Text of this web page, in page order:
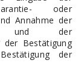
oder
Annahme der
und der
der Bestätigung
der